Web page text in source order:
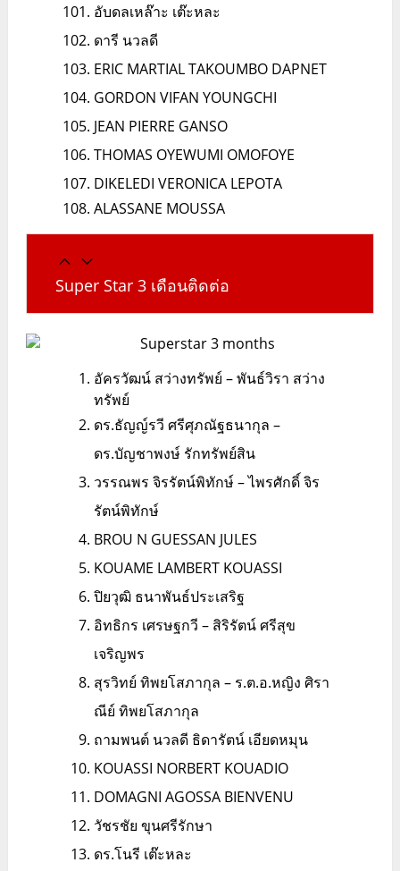
อับดลเหล๊าะ เต๊ะหละ
ดารี นวลดี
ERIC MARTIAL TAKOUMBO DAPNET
GORDON VIFAN YOUNGCHI
JEAN PIERRE GANSO
THOMAS OYEWUMI OMOFOYE
DIKELEDI VERONICA LEPOTA
ALASSANE MOUSSA
Super Star 3 เดือนติดต่อ
อัครวัฒน์ สว่างทรัพย์ – พันธ์วิรา สว่าง
ทรัพย์
ดร.ธัญญ์รวี ศรีศุภณัฐธนากุล –
ดร.บัญชาพงษ์ รักทรัพย์สิน
วรรณพร จิรรัตน์พิทักษ์ – ไพรศักดิ์ จิร
รัตน์พิทักษ์
BROU N GUESSAN JULES
KOUAME LAMBERT KOUASSI
ปิยวุฒิ ธนาพันธ์ประเสริฐ
อิทธิกร เศรษฐกวี – สิริรัตน์ ศรีสุข
เจริญพร
สุรวิทย์ ทิพยโสภากุล – ร.ต.อ.หญิง ศิรา
ณีย์ ทิพยโสภากุล
ถามพนต์ นวลดี ธิดารัตน์ เอียดหมุน
KOUASSI NORBERT KOUADIO
DOMAGNI AGOSSA BIENVENU
วัชรชัย ขุนศรีรักษา
ดร.โนรี เต๊ะหละ